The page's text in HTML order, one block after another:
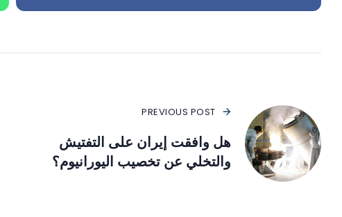
PREVIOUS POST
هل وافقت إيران على التفتيش
والتخلي عن تخصيب اليورانيوم؟